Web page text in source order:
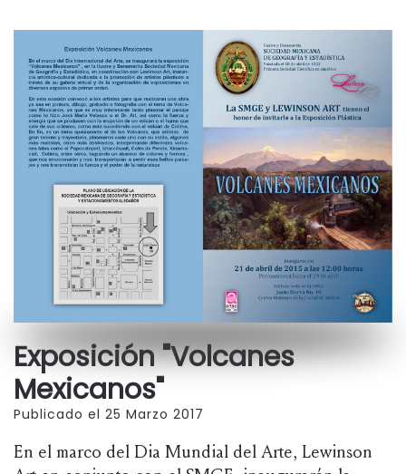
Exposición "Volcanes
Mexicanos"
Publicado el 25 Marzo 2017
En el marco del Dia Mundial del Arte, Lewinson